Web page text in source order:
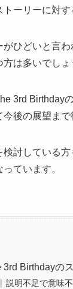
トーリーに対
がひどいと言
は多いでしょ
3rd Birthday
後の展望まで
検討している
ています。
3rd Birthdayの
説明不足で意味